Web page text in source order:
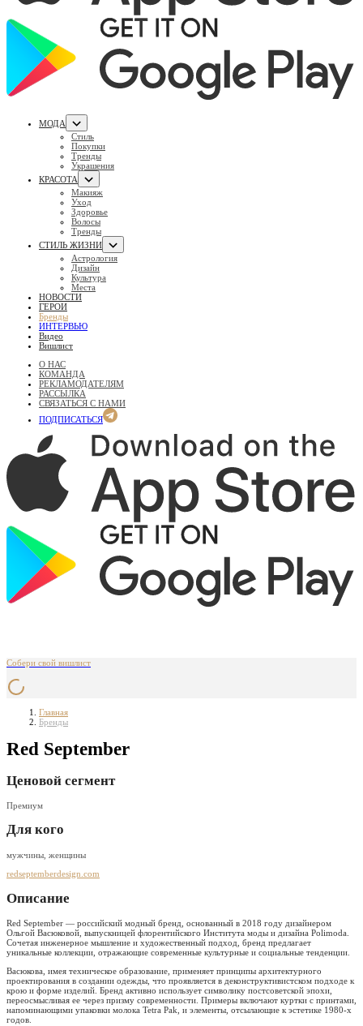
МОДА
Стиль
Покупки
Тренды
Украшения
КРАСОТА
Макияж
Уход
Здоровье
Волосы
Тренды
СТИЛЬ ЖИЗНИ
Астрология
Дизайн
Культура
Места
НОВОСТИ
ГЕРОИ
Бренды
ИНТЕРВЬЮ
Видео
Вишлист
О НАС
КОМАНДА
РЕКЛАМОДАТЕЛЯМ
РАССЫЛКА
СВЯЗАТЬСЯ С НАМИ
ПОДПИСАТЬСЯ
Собери свой вишлист
Главная
Бренды
Red September
Ценовой сегмент
Премиум
Для кого
мужчины, женщины
redseptemberdesign.com
Описание
Red September — российский модный бренд, основанный в 2018 году дизайнером
Ольгой Васюковой, выпускницей флорентийского Института моды и дизайна Polimoda.
Сочетая инженерное мышление и художественный подход, бренд предлагает
уникальные коллекции, отражающие современные культурные и социальные тенденции.
Васюкова, имея техническое образование, применяет принципы архитектурного
проектирования в создании одежды, что проявляется в деконструктивистском подходе к
крою и форме изделий. Бренд активно использует символику постсоветской эпохи,
переосмысливая ее через призму современности. Примеры включают куртки с принтами,
напоминающими упаковки молока Tetra Pak, и элементы, отсылающие к эстетике 1980-х
годов.